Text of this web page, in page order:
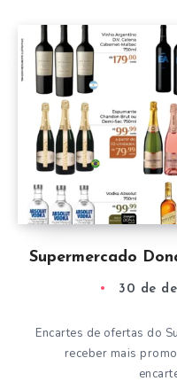
Supermercado
30 de
Encartes de ofertas do
receber mais